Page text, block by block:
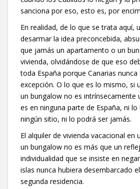
sanciona por eso, esto es, por
En realidad, de lo que se trata aquí,
desarmar la idea preconcebida,
que jamás un apartamento o un
vivienda, olvidándose de que eso
toda España porque Canarias
excepción. O lo que es lo mismo, si
un bungalow no es intrínsecamente
es en ninguna parte de España, ni
ningún sitio, ni lo podrá ser jamás.
El alquiler de vivienda vacacional en
un bungalow no es más que un
individualidad que se insiste en
islas nunca hubiera desembarcado
segunda residencia.